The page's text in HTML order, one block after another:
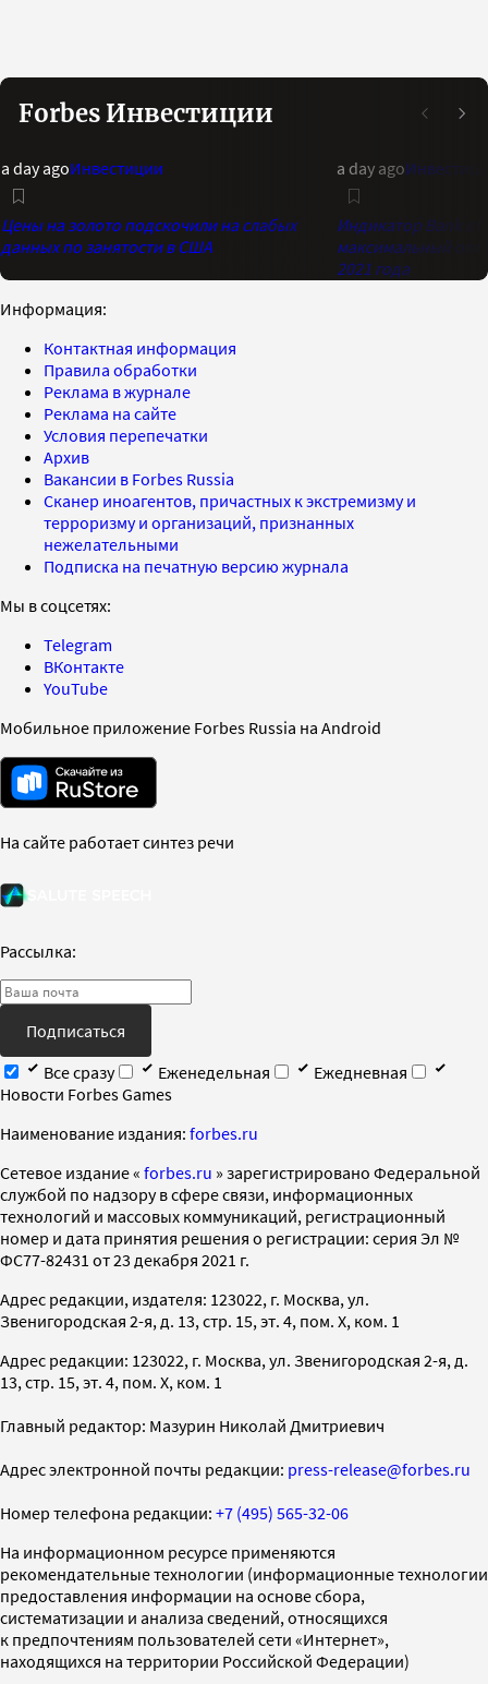
Forbes Инвестиции
a day agoИнвестиции
Цены на золото подскочили на слабых
данных по занятости в США
a day ago
Индикатор Bank of
максимальный
2021 года
Информация:
Контактная информация
Правила обработки
Реклама в журнале
Реклама на сайте
Условия перепечатки
Архив
Вакансии в Forbes Russia
Сканер иноагентов, причастных к экстремизму и
терроризму и организаций, признанных
нежелательными
Подписка на печатную версию журнала
Мы в соцсетях:
Telegram
ВКонтакте
YouTube
Мобильное приложение Forbes Russia на Android
На сайте работает синтез речи
Рассылка:
Подписаться
Все сразу
Еженедельная
Ежедневная
Новости Forbes Games
Наименование издания: forbes.ru
Cетевое издание « forbes.ru » зарегистрировано Федеральной
службой по надзору в сфере связи, информационных
технологий и массовых коммуникаций, регистрационный
номер и дата принятия решения о регистрации: серия Эл №
ФС77-82431 от 23 декабря 2021 г.
Адрес редакции, издателя: 123022, г. Москва, ул.
Звенигородская 2-я, д. 13, стр. 15, эт. 4, пом. X, ком. 1
Адрес редакции: 123022, г. Москва, ул. Звенигородская 2-я, д.
13, стр. 15, эт. 4, пом. X, ком. 1
Главный редактор: Мазурин Николай Дмитриевич
Адрес электронной почты редакции: press-release@forbes.ru
Номер телефона редакции: +7 (495) 565-32-06
На информационном ресурсе применяются
рекомендательные технологии (информационные технологии
предоставления информации на основе сбора,
систематизации и анализа сведений, относящихся
к предпочтениям пользователей сети «Интернет»,
находящихся на территории Российской Федерации)